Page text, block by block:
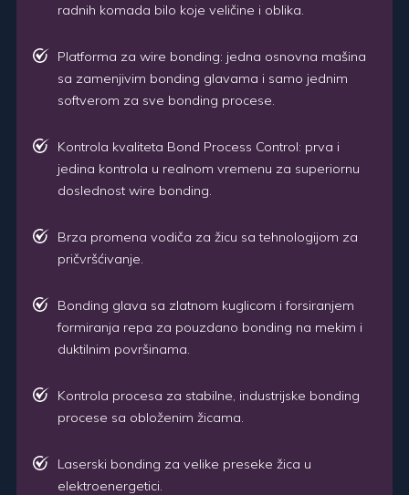
radnih komada bilo koje veličine i oblika.
Platforma za wire bonding: jedna osnovna mašina
sa zamenjivim bonding glavama i samo jednim
softverom za sve bonding procese.
Kontrola kvaliteta Bond Process Control: prva i
jedina kontrola u realnom vremenu za superiornu
doslednost wire bonding.
Brza promena vodiča za žicu sa tehnologijom za
pričvršćivanje.
Bonding glava sa zlatnom kuglicom i forsiranjem
formiranja repa za pouzdano bonding na mekim i
duktilnim površinama.
Kontrola procesa za stabilne, industrijske bonding
procese sa obloženim žicama.
Laserski bonding za velike preseke žica u
elektroenergetici.